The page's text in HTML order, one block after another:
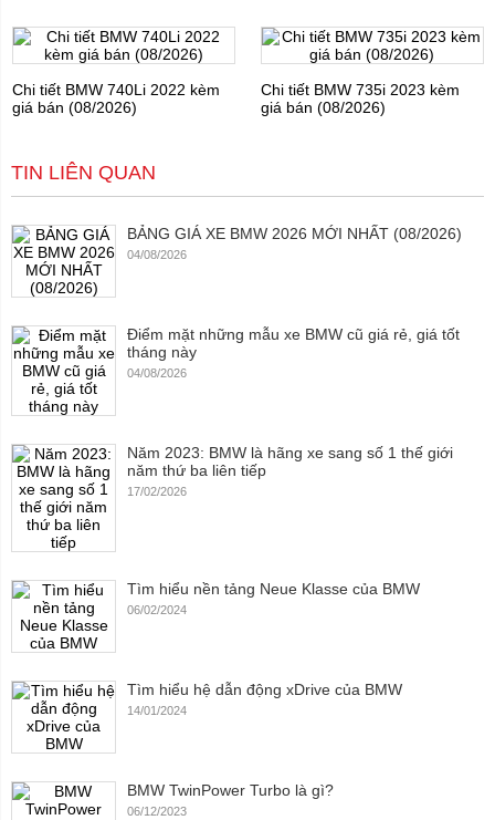
Chi tiết BMW 740Li 2022 kèm
giá bán (08/2026)
Chi tiết BMW 735i 2023 kèm
giá bán (08/2026)
TIN LIÊN QUAN
BẢNG GIÁ XE BMW 2026 MỚI NHẤT (08/2026)
04/08/2026
Điểm mặt những mẫu xe BMW cũ giá rẻ, giá tốt
tháng này
04/08/2026
Năm 2023: BMW là hãng xe sang số 1 thế giới
năm thứ ba liên tiếp
17/02/2026
Tìm hiểu nền tảng Neue Klasse của BMW
06/02/2024
Tìm hiểu hệ dẫn động xDrive của BMW
14/01/2024
BMW TwinPower Turbo là gì?
06/12/2023